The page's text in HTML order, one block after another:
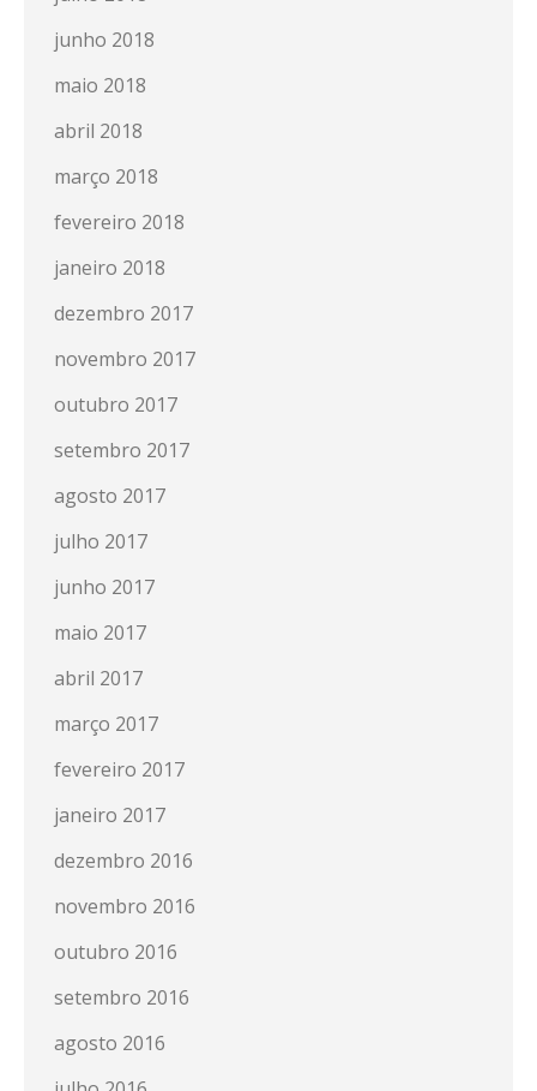
junho 2018
maio 2018
abril 2018
março 2018
fevereiro 2018
janeiro 2018
dezembro 2017
novembro 2017
outubro 2017
setembro 2017
agosto 2017
julho 2017
junho 2017
maio 2017
abril 2017
março 2017
fevereiro 2017
janeiro 2017
dezembro 2016
novembro 2016
outubro 2016
setembro 2016
agosto 2016